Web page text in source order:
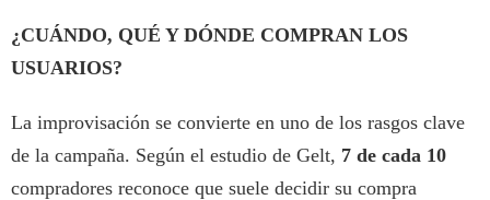
¿CUÁNDO, QUÉ Y DÓNDE COMPRAN LOS
USUARIOS?
La improvisación se convierte en uno de los rasgos clave
de la campaña. Según el estudio de Gelt, 7 de cada 10
compradores reconoce que suele decidir su compra